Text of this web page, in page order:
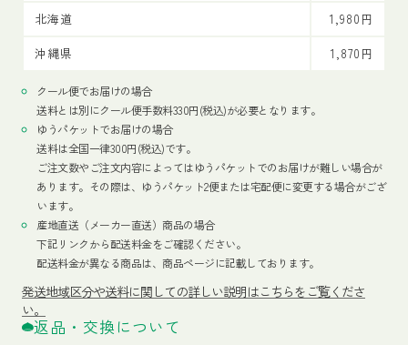
北海道
1,980円
沖縄県
1,870円
クール便でお届けの場合
送料とは別にクール便手数料330円(税込)が必要となります。
ゆうパケットでお届けの場合
送料は全国一律300円(税込)です。
ご注文数やご注文内容によってはゆうパケットでのお届けが難しい場合が
あります。その際は、ゆうパケット2便または宅配便に変更する場合がござ
います。
産地直送（メーカー直送）商品の場合
下記リンクから配送料金をご確認ください。
配送料金が異なる商品は、商品ページに記載しております。
発送地域区分や送料に関しての詳しい説明はこちらをご覧くださ
い。
返品・交換について